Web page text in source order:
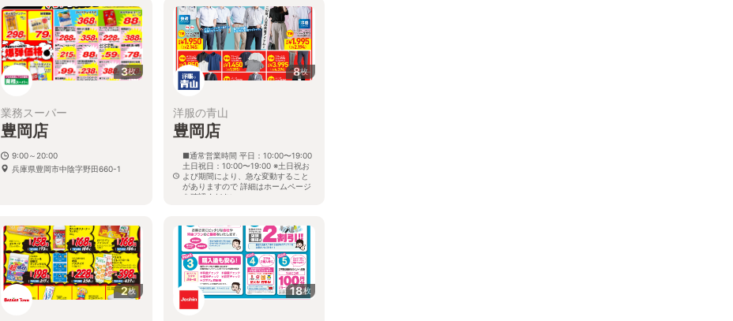
3枚
業務スーパー
豊岡店
9:00～20:00
兵庫県豊岡市中陰字野田660-1
8枚
洋服の青山
豊岡店
■通常営業時間 平日：10:00〜19:00
土日祝日：10:00〜19:00 ※土日祝お
よび期間により、急な変動すること
がありますので 詳細はホームページ
を確認ください
2枚 18枚